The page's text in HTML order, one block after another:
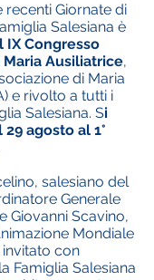
recenti Giornate di
Salesiana è
IX Congresso
Ausiliatrice,
di Maria
e rivolto a tutti i
Salesiana. Si
agosto al 1°
salesiano del
Generale
Giovanni Scavino,
Mondiale
invitato con
Famiglia Salesiana